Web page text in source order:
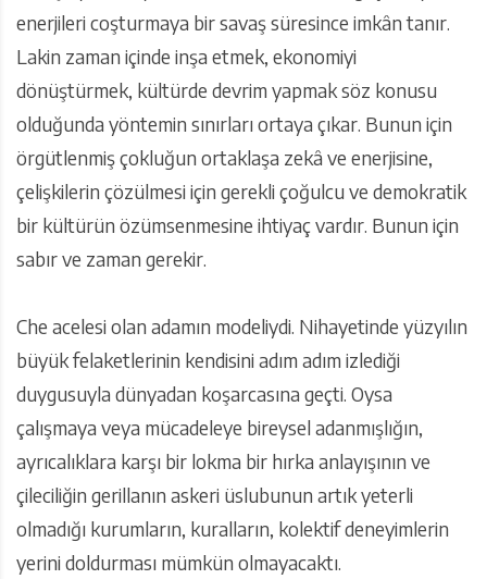
enerjileri coşturmaya bir savaş süresince imkân tanır.
Lakin zaman içinde inşa etmek, ekonomiyi
dönüştürmek, kültürde devrim yapmak söz konusu
olduğunda yöntemin sınırları ortaya çıkar. Bunun için
örgütlenmiş çokluğun ortaklaşa zekâ ve enerjisine,
çelişkilerin çözülmesi için gerekli çoğulcu ve demokratik
bir kültürün özümsenmesine ihtiyaç vardır. Bunun için
sabır ve zaman gerekir.
Che acelesi olan adamın modeliydi. Nihayetinde yüzyılın
büyük felaketlerinin kendisini adım adım izlediği
duygusuyla dünyadan koşarcasına geçti. Oysa
çalışmaya veya mücadeleye bireysel adanmışlığın,
ayrıcalıklara karşı bir lokma bir hırka anlayışının ve
çileciliğin gerillanın askeri üslubunun artık yeterli
olmadığı kurumların, kuralların, kolektif deneyimlerin
yerini doldurması mümkün olmayacaktı.